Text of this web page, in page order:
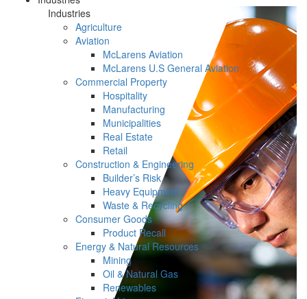
Industries
Agriculture
Aviation
McLarens Aviation
McLarens U.S General Aviation
Commercial Property
Hospitality
Manufacturing
Municipalities
Real Estate
Retail
Construction & Engineering
Builder’s Risk
Heavy Equipment
Waste & Recycling
Consumer Goods
Product Recall
Energy & Natural Resources
Mining
Oil & Natural Gas
Renewables